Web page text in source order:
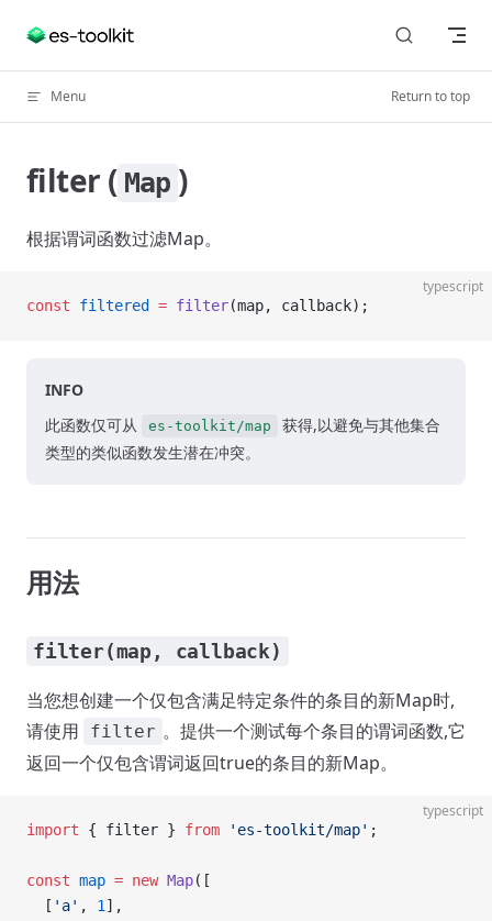
Skip to content
Menu Return to top
filter ( Map )
根据谓词函数过滤Map。
typescript
const filtered = filter(map, callback);
INFO
此函数仅可从
es-toolkit/map
获得,以避免与其他集合
类型的类似函数发生潜在冲突。
用法
filter(map, callback)
当您想创建一个仅包含满足特定条件的条目的新Map时,
请使用
filter 。提供一个测试每个条目的谓词函数,它
返回一个仅包含谓词返回true的条目的新Map。
typescript
import { filter } from 'es-toolkit/map' ;
const map = new Map([
  [
'a' , 1 ],